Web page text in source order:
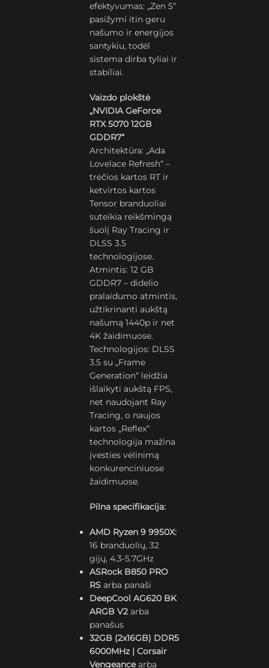
efektyvumas: „Zen 5“
pasižymi itin geru
našumo ir energijos
santykiu, todėl
sistema dirba tyliai ir
stabiliai.
Vaizdo plokštė
„NVIDIA GeForce
RTX 5070 12GB
GDDR7“
Architektūra: „Ada
Lovelace Refresh“ –
trečios kartos RT ir
ketvirtos kartos
Tensor branduoliai
suteikia reikšmingą
šuolį Ray Tracing ir
DLSS 3.5
technologijose.
Atmintis: 12 GB
GDDR7 – didelio
pralaidumo atmintis,
užtikrinanti aukštą
našumą 1440p ir net
4K žaidimuose.
Technologijos: DLSS
3.5 su „Frame
Generation“ leidžia
išlaikyti aukštą FPS,
net naudojant Ray
Tracing, o naujos
kartos „Reflex“
technologija mažina
įvesties vėlinimą
konkurenciniuose
žaidimuose.
Pilna specifikacija:
AMD Ryzen 9 9950X:
16 branduolių, 32
gijų, 4.3-5.7GHz
ASRock B850 PRO
RS arba panaši
DeepCool AG620 BK
ARGB V2 arba
panašus
32GB (2x16GB) DDR5
6000MHz | Corsair
Vengeancearba